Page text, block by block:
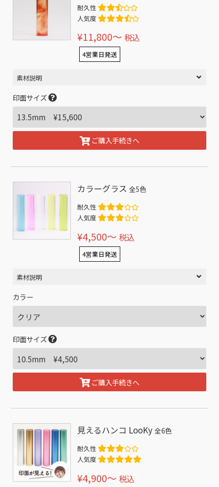
耐久性
人気度
¥11,800〜 税込
4営業日発送
素材説明
印面サイズ
ご購入手続きへ
カラーグラス全5色
耐久性
人気度
¥4,500〜 税込
4営業日発送
素材説明
カラー
印面サイズ
ご購入手続きへ
見えるハンコ LooKy全6色
耐久性
人気度
¥4,900〜 税込